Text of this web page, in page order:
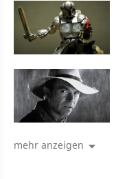
mehr anzeigen